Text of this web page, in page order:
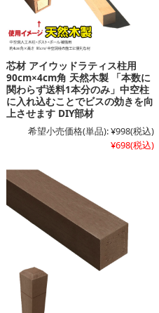
芯材 アイウッドラティス柱用
90cm×4cm角 天然木製 「本数に
関わらず送料1本分のみ」中空柱
に入れ込むことでビスの効きを向
上させます DIY部材
希望小売価格(単品):¥998(税込)
¥698(税込)